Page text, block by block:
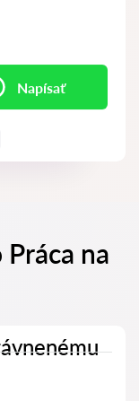
Napísať
na